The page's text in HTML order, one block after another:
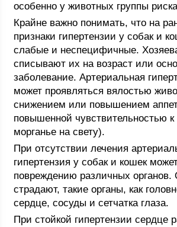
особенно у животных группы
Крайне важно понимать, что на
признаки гипертензии у собак и
слабые и неспецифичные.
списывают их на возраст или
заболевание. Артериальная
может проявляться вялостью
снижением или повышением
повышенной чувствительностью к
морганье на свету).
При отсутствии лечения
гипертензия у собак и кошек
повреждению различных органов.
страдают, такие органы, как
сердце, сосуды и сетчатка глаза.
При стойкой гипертензии сердце